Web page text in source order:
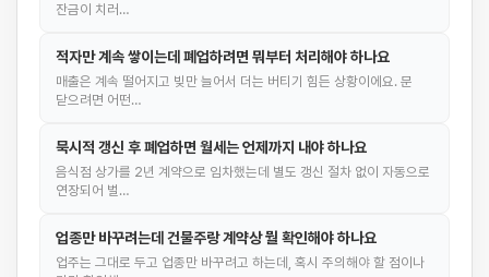
잔금이 치러…
적자만 계속 쌓이는데 폐업하려면 뭐부터 처리해야 하나요
매출은 계속 떨어지고 빚만 늘어서 더는 버티기 힘든 상황이에요. 문
닫으려면 어떤…
묵시적 갱신 후 폐업하면 월세는 언제까지 내야 하나요
음식점 상가를 2년 계약으로 임차했는데 별도 갱신 절차 없이 자동으로
연장되어 벌…
업종만 바꾸려는데 건물주랑 계약상 뭘 확인해야 하나요
업주는 그대로 두고 업종만 바꾸려고 하는데, 혹시 주의해야 할 점이나